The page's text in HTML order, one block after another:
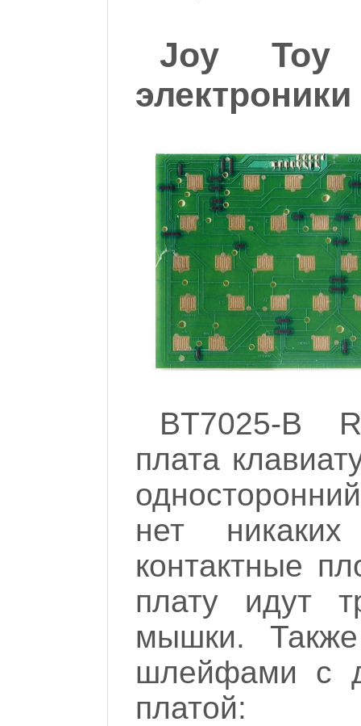
Joy Toy
электроники
BT7025-B
плата
нет
контактные
плату идут
мышки.
шлейфами с
платой: